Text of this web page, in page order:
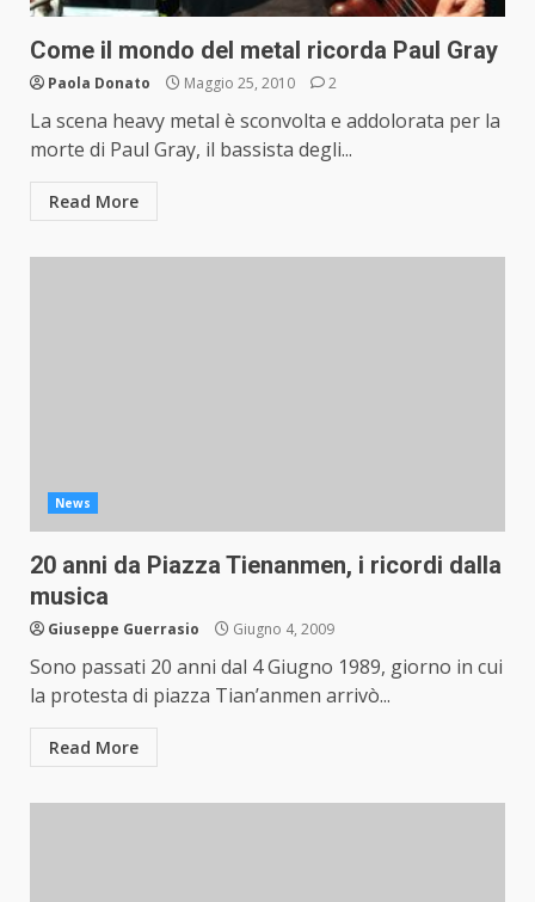
Come il mondo del metal ricorda Paul Gray
Paola Donato Maggio 25, 2010 2
La scena heavy metal è sconvolta e addolorata per la
morte di Paul Gray, il bassista degli...
Read More
News
20 anni da Piazza Tienanmen, i ricordi dalla
musica
Giuseppe Guerrasio Giugno 4, 2009
Sono passati 20 anni dal 4 Giugno 1989, giorno in cui
la protesta di piazza Tian’anmen arrivò...
Read More